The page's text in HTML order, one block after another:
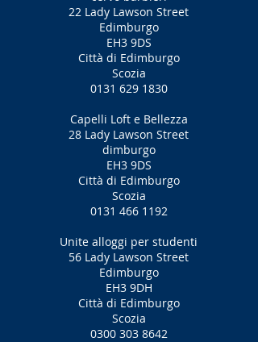
22 Lady Lawson Street
Edimburgo
EH3 9DS
Città di Edimburgo
Scozia
0131 629 1830
Capelli Loft e Bellezza
28 Lady Lawson Street
dimburgo
EH3 9DS
Città di Edimburgo
Scozia
0131 466 1192
Unite alloggi per studenti
56 Lady Lawson Street
Edimburgo
EH3 9DH
Città di Edimburgo
Scozia
0300 303 8642